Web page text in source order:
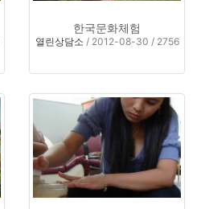
한국문화체험
열린상담소 / 2012-08-30 / 2756